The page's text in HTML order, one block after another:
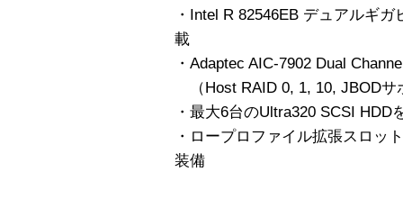
・Intel R 82546EB デュアルギ
載
・Adaptec AIC-7902 Dual
（Host RAID 0, 1, 10, JBODサ
・最大6台のUltra320 SCSI HDD
・ロープロファイル拡張スロッ
装備